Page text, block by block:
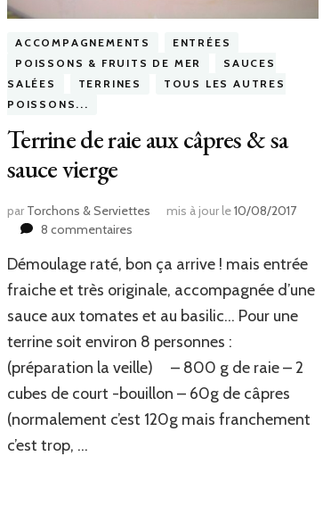
ACCOMPAGNEMENTS
ENTRÉES
POISSONS & FRUITS DE MER
SAUCES
SALÉES
TERRINES
TOUS LES AUTRES
POISSONS...
Terrine de raie aux câpres & sa
sauce vierge
par Torchons & Serviettes mis à jour le10/08/2017
8 commentairessur
de
raie
aux
câpres
&
sa
sauce
vierge
Démoulage raté, bon ça arrive ! mais entrée
fraiche et très originale, accompagnée d’une
sauce aux tomates et au basilic… Pour une
terrine soit environ 8 personnes :
(préparation la veille) – 800 g de raie – 2
cubes de court -bouillon – 60g de câpres
(normalement c’est 120g mais franchement
c’est trop, …